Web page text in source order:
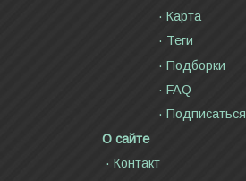
Карта
Теги
Подборки
FAQ
Подписаться
О сайте
Контакт